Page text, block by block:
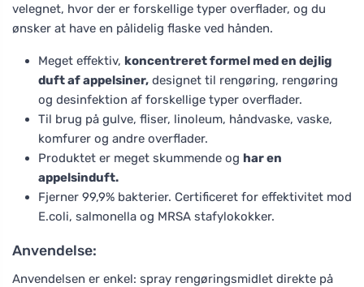
velegnet, hvor der er forskellige typer overflader, og du
ønsker at have en pålidelig flaske ved hånden.
Meget effektiv, koncentreret formel med en dejlig
duft af appelsiner, designet til rengøring, rengøring
og desinfektion af forskellige typer overflader.
Til brug på gulve, fliser, linoleum, håndvaske, vaske,
komfurer og andre overflader.
Produktet er meget skummende og har en
appelsinduft.
Fjerner 99,9% bakterier. Certificeret for effektivitet mod
E.coli, salmonella og MRSA stafylokokker.
Anvendelse:
Anvendelsen er enkel: spray rengøringsmidlet direkte på